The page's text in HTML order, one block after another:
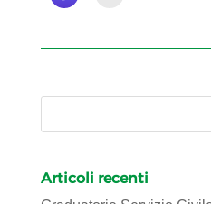
Articoli recenti